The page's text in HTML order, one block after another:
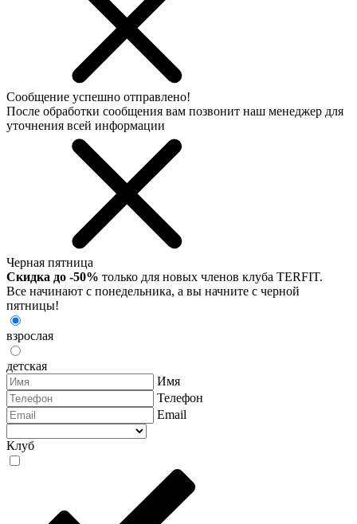
Сообщение успешно отправлено!
После обработки сообщения вам позвонит наш менеджер для
уточнения всей информации
Черная пятница
Скидка до -50% только для новых членов клуба TERFIT.
Все начинают с понедельника, а вы начните с черной
пятницы!
взрослая
детская
Имя
Телефон
Email
Клуб